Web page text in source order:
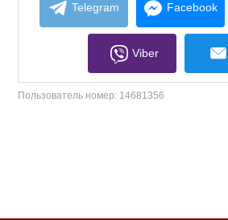
contents
Telegram Facebook
Viber
Пользователь номер: 14681356